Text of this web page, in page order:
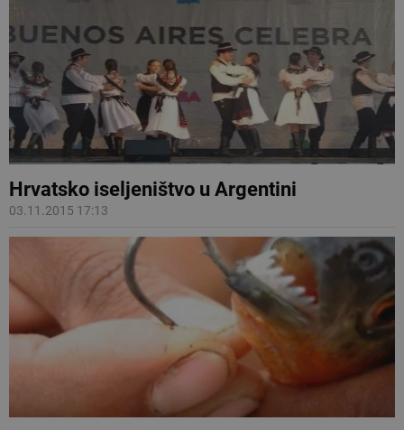
Hrvatsko iseljeništvo u Argentini
03.11.2015 17:13